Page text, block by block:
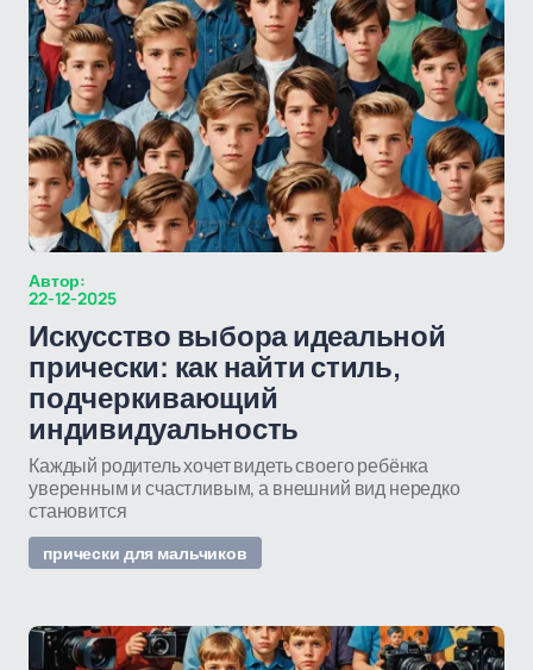
Автор:
22-12-2025
Искусство выбора идеальной
прически: как найти стиль,
подчеркивающий
индивидуальность
Каждый родитель хочет видеть своего ребёнка
уверенным и счастливым, а внешний вид нередко
становится
прически для мальчиков